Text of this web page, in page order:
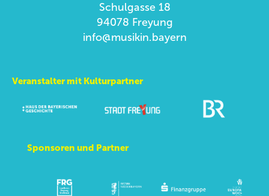
Schulgasse 18
94078 Freyung
info@musikin.bayern
Veranstalter mit Kulturpartner
Sponsoren und Partner